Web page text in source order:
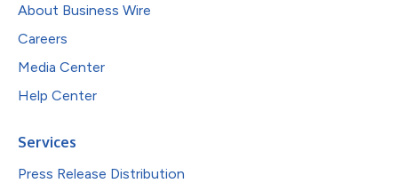
About Business Wire
Careers
Media Center
Help Center
Services
Press Release Distribution